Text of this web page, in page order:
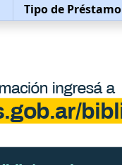
Tipo de Préstamo